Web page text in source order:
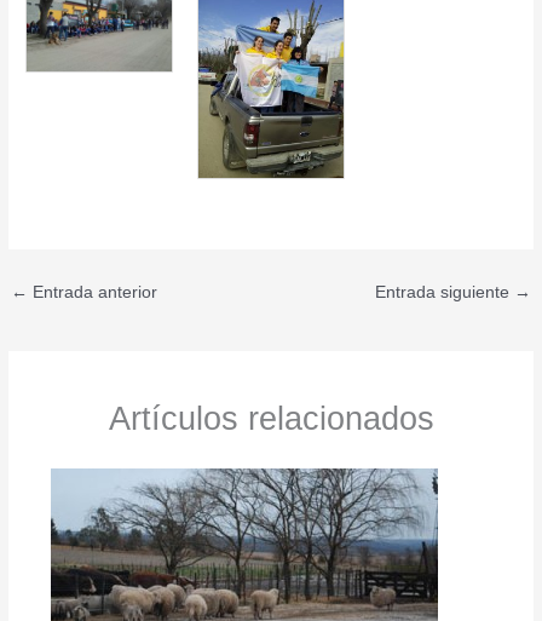
← Entrada anterior Entrada siguiente →
Artículos relacionados